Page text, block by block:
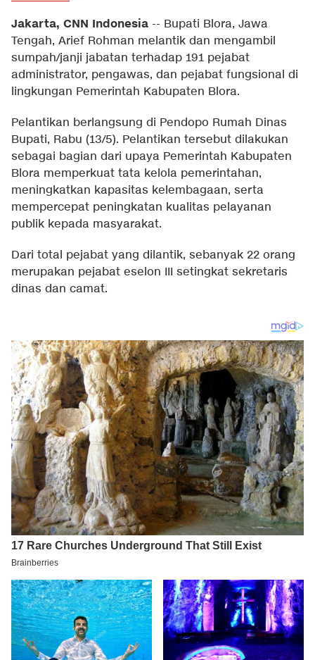
Jakarta, CNN Indonesia -- Bupati Blora, Jawa
Tengah, Arief Rohman melantik dan mengambil
sumpah/janji jabatan terhadap 191 pejabat
administrator, pengawas, dan pejabat fungsional di
lingkungan Pemerintah Kabupaten Blora.
Pelantikan berlangsung di Pendopo Rumah Dinas
Bupati, Rabu (13/5). Pelantikan tersebut dilakukan
sebagai bagian dari upaya Pemerintah Kabupaten
Blora memperkuat tata kelola pemerintahan,
meningkatkan kapasitas kelembagaan, serta
mempercepat peningkatan kualitas pelayanan
publik kepada masyarakat.
Dari total pejabat yang dilantik, sebanyak 22 orang
merupakan pejabat eselon III setingkat sekretaris
dinas dan camat.